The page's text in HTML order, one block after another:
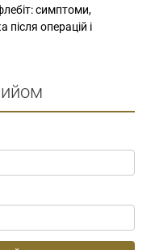
симптоми,
операцій і